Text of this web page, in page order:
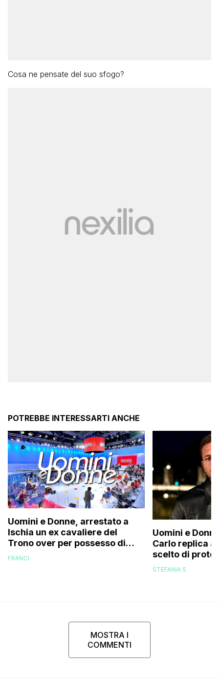
Cosa ne pensate del suo sfogo?
POTREBBE INTERESSARTI ANCHE
Uomini e Donne, arrestato a
Ischia un ex cavaliere del
Trono over per possesso di
documenti falsi e truffa
FRANCI
Uomini e
Carlo replica
scelto di
di mio figlio
STEFANIA S
MOSTRA I
COMMENTI